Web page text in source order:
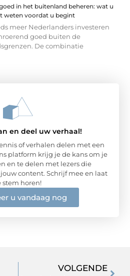
in het buitenland beheren: wat u
weten voordat u begint
meer Nederlanders investeren
goed buiten de
De combinatie
en deel uw verhaal!
of verhalen delen met een
platform krijg je de kans om je
en te delen met lezers die
content. Schrijf mee en laat
stem horen!
u vandaag nog
VOLGENDE